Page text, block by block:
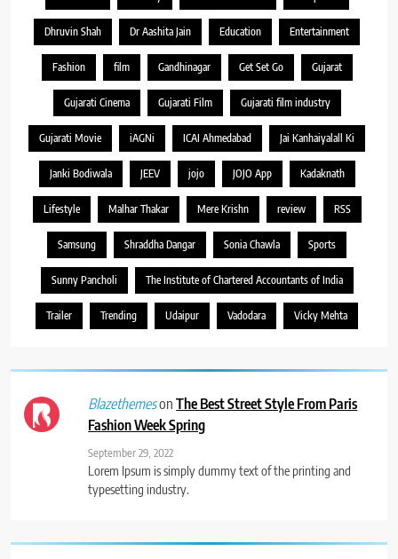
Dhruvin Shah Dr Aashita Jain Education Entertainment
Fashion film Gandhinagar Get Set Go Gujarat
Gujarati Cinema Gujarati Film Gujarati film industry
Gujarati Movie iAGNi ICAI Ahmedabad Jai Kanhaiyalall Ki
Janki Bodiwala JEEV jojo JOJO App Kadaknath
Lifestyle Malhar Thakar Mere Krishn review RSS
Samsung Shraddha Dangar Sonia Chawla Sports
Sunny Pancholi The Institute of Chartered Accountants of India
Trailer Trending Udaipur Vadodara Vicky Mehta
BlazethemesonThe Best Street Style From Paris
Fashion Week Spring
September 29, 2022
Lorem Ipsum is simply dummy text of the printing and
typesetting industry.